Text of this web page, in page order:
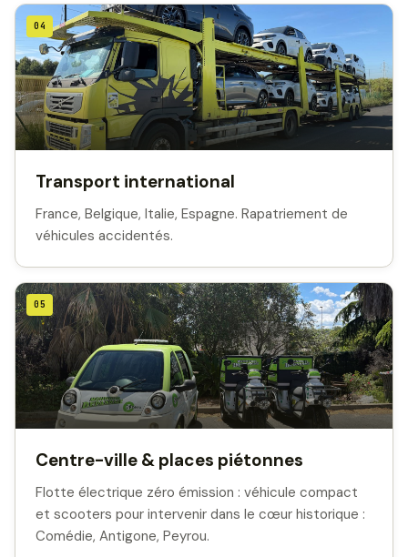
04
Transport international
France, Belgique, Italie, Espagne. Rapatriement de
véhicules accidentés.
05
Centre-ville & places piétonnes
Flotte électrique zéro émission : véhicule compact
et scooters pour intervenir dans le cœur historique :
Comédie, Antigone, Peyrou.